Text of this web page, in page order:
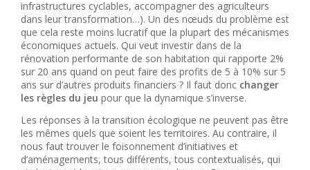
infrastructures cyclables, accompagner des agriculteurs
dans leur transformation…). Un des nœuds du problème est
que cela reste moins lucratif que la plupart des mécanismes
économiques actuels. Qui veut investir dans de la
rénovation performante de son habitation qui rapporte 2%
sur 20 ans quand on peut faire des profits de 5 à 10% sur 5
ans sur d’autres produits financiers ? Il faut donc changer
les règles du jeu pour que la dynamique s’inverse.
Les réponses à la transition écologique ne peuvent pas être
les mêmes quels que soient les territoires. Au contraire, il
nous faut trouver le foisonnement d’initiatives et
d’aménagements, tous différents, tous contextualisés, qui